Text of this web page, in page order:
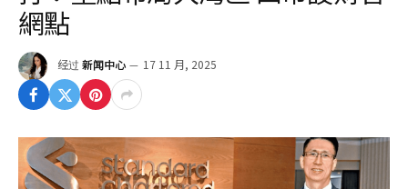
網點
经过 新闻中心 17 11 月, 2025